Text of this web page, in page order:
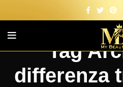
Tag
differenza